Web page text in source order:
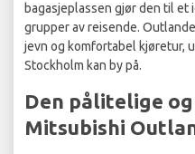
bagasjeplassen gjør den til
grupper av reisende.
jevn og komfortabel kjøretur,
Stockholm kan by på.
Den pålitelige
Mitsubishi